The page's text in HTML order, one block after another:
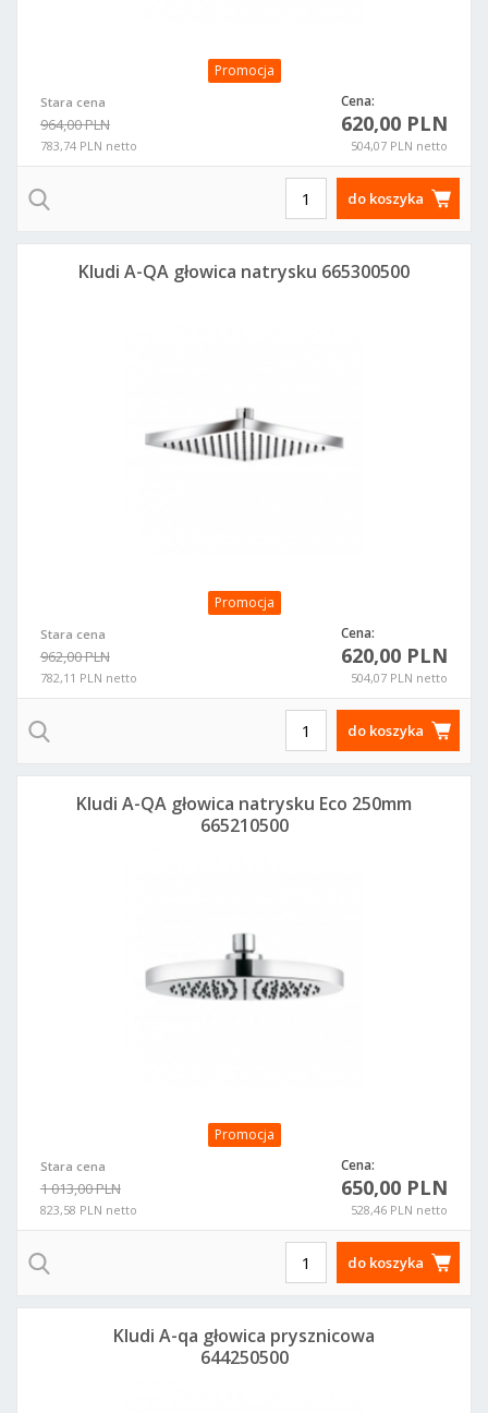
Promocja
Stara cena
964,00 PLN
783,74 PLN netto
Cena:
620,00 PLN
504,07 PLN netto
do koszyka
Promocja
Stara cena
962,00 PLN
782,11 PLN netto
Cena:
620,00 PLN
504,07 PLN netto
Kludi A-QA głowica natrysku 665300500
do koszyka
Promocja
Stara cena
1 013,00 PLN
823,58 PLN netto
Cena:
650,00 PLN
528,46 PLN netto
Kludi A-QA głowica natrysku Eco 250mm
665210500
do koszyka
Kludi A-qa głowica prysznicowa
644250500